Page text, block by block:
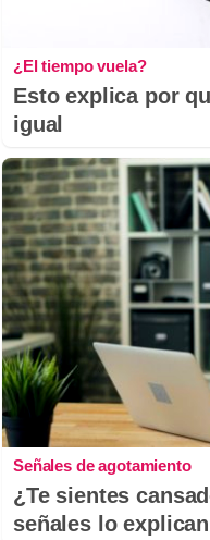
¿El tiempo vuela?
Esto explica por
igual
Señales de agotamiento
¿Te sientes
señales lo explican